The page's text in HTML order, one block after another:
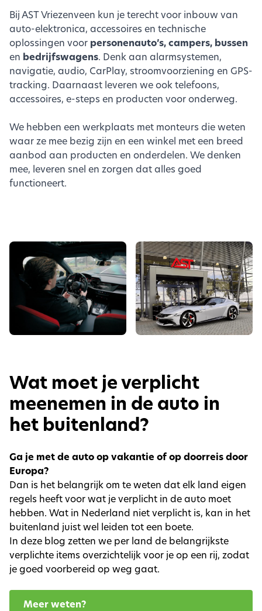
Bij AST Vriezenveen kun je terecht voor inbouw van
auto-elektronica, accessoires en technische
oplossingen voor personenauto’s, campers, bussen
en bedrijfswagens. Denk aan alarmsystemen,
navigatie, audio, CarPlay, stroomvoorziening en GPS-
tracking. Daarnaast leveren we ook telefoons,
accessoires, e-steps en producten voor onderweg.
We hebben een werkplaats met monteurs die weten
waar ze mee bezig zijn en een winkel met een breed
aanbod aan producten en onderdelen. We denken
mee, leveren snel en zorgen dat alles goed
functioneert.
Wat moet je verplicht
meenemen in de auto in
het buitenland?
Ga je met de auto op vakantie of op doorreis door
Europa?
Dan is het belangrijk om te weten dat elk land eigen
regels heeft voor wat je verplicht in de auto moet
hebben. Wat in Nederland niet verplicht is, kan in het
buitenland juist wel leiden tot een boete.
In deze blog zetten we per land de belangrijkste
verplichte items overzichtelijk voor je op een rij, zodat
je goed voorbereid op weg gaat.
Meer weten?